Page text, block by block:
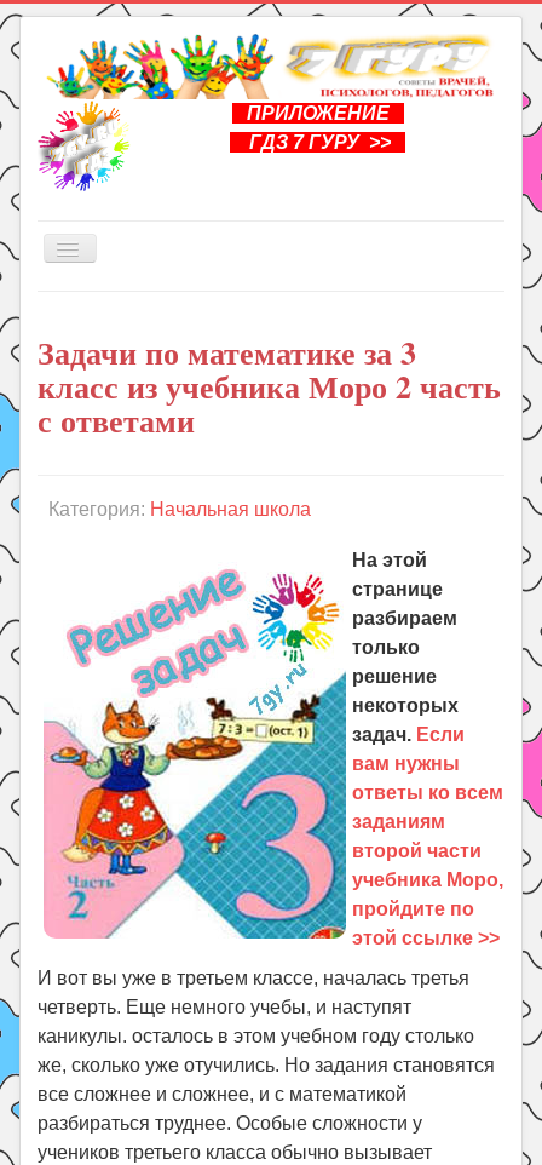
ПРИЛОЖЕНИЕ
ГДЗ 7 ГУРУ >>
Включить/
Книги
Рукоделие
Подготовка к школе
ГДЗ
Психология
Летом!
Задачи по математике за 3
класс из учебника Моро 2 часть
с ответами
Категория: Начальная школа
На этой
странице
разбираем
только
решение
некоторых
задач. Если
вам нужны
ответы ко всем
заданиям
второй части
учебника Моро,
пройдите по
этой ссылке >>
И вот вы уже в третьем классе, началась третья
четверть. Еще немного учебы, и наступят
каникулы. осталось в этом учебном году столько
же, сколько уже отучились. Но задания становятся
все сложнее и сложнее, и с математикой
разбираться труднее. Особые сложности у
учеников третьего класса обычно вызывает